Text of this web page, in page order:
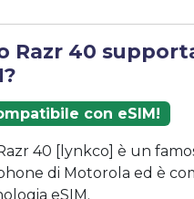
Razr 40
con eSIM!
40 [lynkco] è un
di Motorola ed è
eSIM.